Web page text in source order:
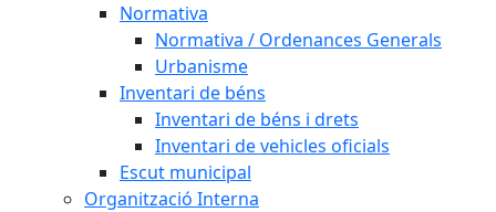
Normativa
Normativa / Ordenances Generals
Urbanisme
Inventari de béns
Inventari de béns i drets
Inventari de vehicles oficials
Escut municipal
Organització Interna